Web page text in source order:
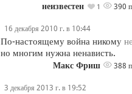
неизвестен 1 390
16 декабря 2010 г. в 10:44
По-настоящему война никому не
но многим нужна ненависть.
Макс Фриш 388
3 декабря 2013 г. в 19:52